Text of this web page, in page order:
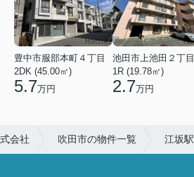
豊中市服部本町４丁目
2DK (45.00㎡)
5.7万円
池田市上池田２丁目
1R (19.78㎡)
2.7万円
会社 吹田市の物件一覧 江坂駅